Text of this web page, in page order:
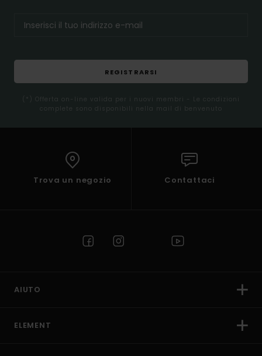
REGISTRARSI
(*) Offerta on-line valida per i nuovi membri - Le condizioni
complete sono disponibili nella mail di benvenuto
Trova un negozio Contattaci
AIUTO
ELEMENT